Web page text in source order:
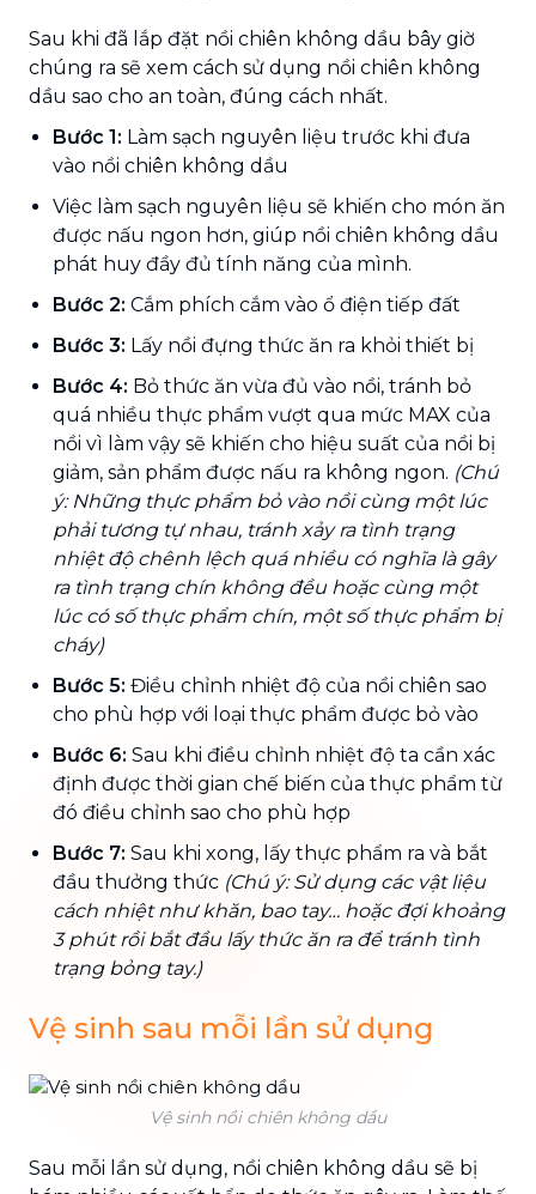
Sau khi đã lắp đặt nồi chiên không dầu bây giờ
chúng ra sẽ xem cách sử dụng nồi chiên không
dầu sao cho an toàn, đúng cách nhất.
Bước 1: Làm sạch nguyên liệu trước khi đưa
vào nồi chiên không dầu
Việc làm sạch nguyên liệu sẽ khiến cho món ăn
được nấu ngon hơn, giúp nồi chiên không dầu
phát huy đầy đủ tính năng của mình.
Bước 2: Cắm phích cắm vào ổ điện tiếp đất
Bước 3: Lấy nồi đựng thức ăn ra khỏi thiết bị
Bước 4: Bỏ thức ăn vừa đủ vào nồi, tránh bỏ
quá nhiều thực phẩm vượt qua mức MAX của
nồi vì làm vậy sẽ khiến cho hiệu suất của nồi bị
giảm, sản phẩm được nấu ra không ngon. (Chú
ý: Những thực phẩm bỏ vào nồi cùng một lúc
phải tương tự nhau, tránh xảy ra tình trạng
nhiệt độ chênh lệch quá nhiều có nghĩa là gây
ra tình trạng chín không đều hoặc cùng một
lúc có số thực phẩm chín, một số thực phẩm bị
cháy)
Bước 5: Điều chỉnh nhiệt độ của nồi chiên sao
cho phù hợp với loại thực phẩm được bỏ vào
Bước 6: Sau khi điều chỉnh nhiệt độ ta cần xác
định được thời gian chế biến của thực phẩm từ
đó điều chỉnh sao cho phù hợp
Bước 7: Sau khi xong, lấy thực phẩm ra và bắt
đầu thưởng thức (Chú ý: Sử dụng các vật liệu
cách nhiệt như khăn, bao tay… hoặc đợi khoảng
3 phút rồi bắt đầu lấy thức ăn ra để tránh tình
trạng bỏng tay.)
Vệ sinh sau mỗi lần sử dụng
Vệ sinh nồi chiên không dầu
Sau mỗi lần sử dụng, nồi chiên không dầu sẽ bị